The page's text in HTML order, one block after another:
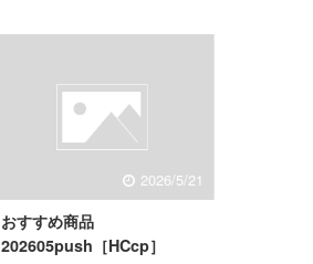
2026/5/21
おすすめ商品
202605push［HCcp］